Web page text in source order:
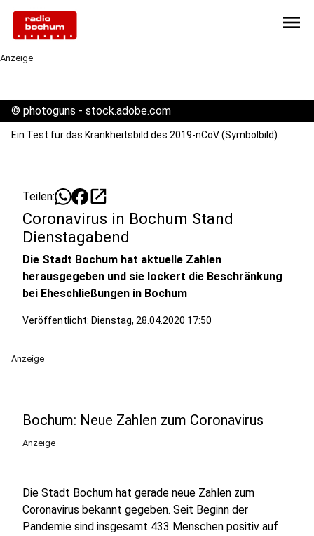
menu
Anzeige
© photoguns - stock.adobe.com
Ein Test für das Krankheitsbild des 2019-nCoV (Symbolbild).
Teilen: open_in_new
Coronavirus in Bochum Stand
Dienstagabend
Die Stadt Bochum hat aktuelle Zahlen
herausgegeben und sie lockert die Beschränkung
bei Eheschließungen in Bochum
Veröffentlicht: Dienstag, 28.04.2020 17:50
Anzeige
Bochum: Neue Zahlen zum Coronavirus
Anzeige
Die Stadt Bochum hat gerade neue Zahlen zum
Coronavirus bekannt gegeben. Seit Beginn der
Pandemie sind insgesamt 433 Menschen positiv auf